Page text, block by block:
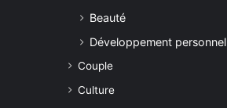
Beauté
Développement personnel
Couple
Culture